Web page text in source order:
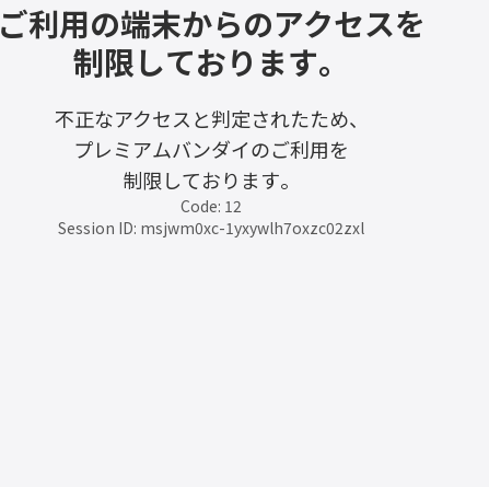
ご利用の端末からのアクセスを
制限しております。
不正なアクセスと判定されたため、
プレミアムバンダイのご利用を
制限しております。
Code: 12
Session ID: msjwm0xc-1yxywlh7oxzc02zxl